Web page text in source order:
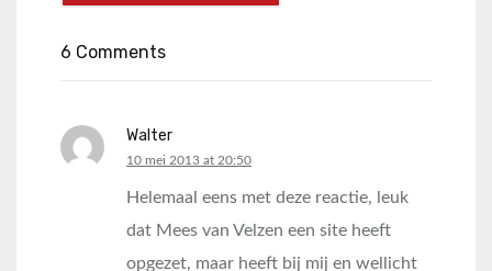
6 Comments
Walter
says:
10 mei 2013 at 20:50
Helemaal eens met deze reactie, leuk
dat Mees van Velzen een site heeft
opgezet, maar heeft bij mij en wellicht